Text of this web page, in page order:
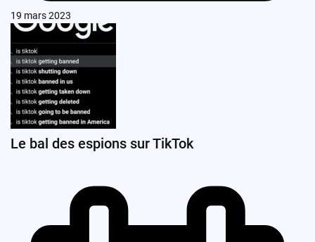
19 mars 2023
Le bal des espions sur TikTok